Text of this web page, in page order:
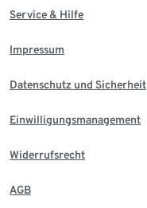
Service & Hilfe
Impressum
Datenschutz und Sicherheit
Einwilligungsmanagement
Widerrufsrecht
AGB